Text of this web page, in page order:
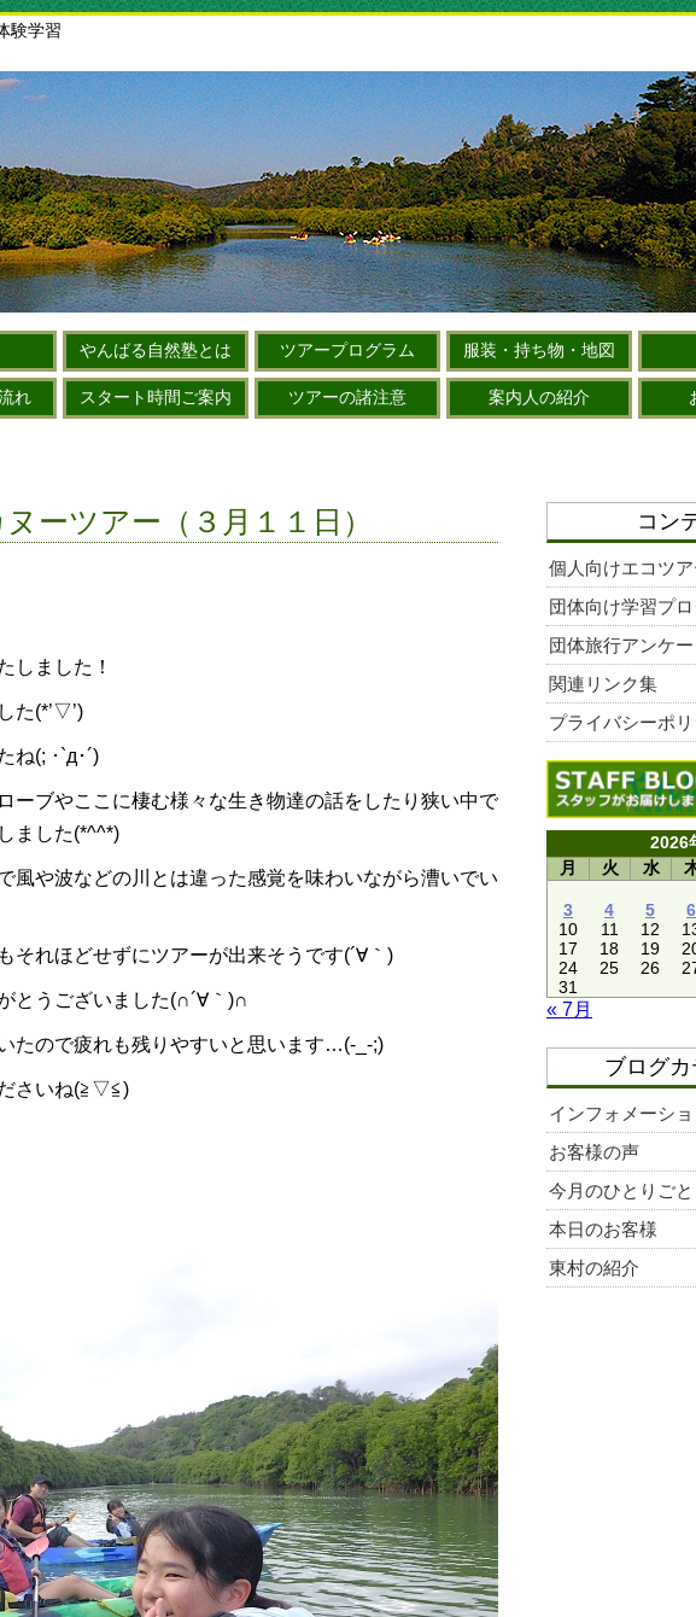
験学習
やんばる自然塾とは ツアープログラム 服装・持ち物・地図
れ スタート時間ご案内 ツアーの諸注意 案内人の紹介
ーツアー（３月１１日）
しました！
た(*’▽’)
ね(; ･`д･´)
ーブやここに棲む様々な生き物達の話をしたり狭い中で
ました(*^^*)
風や波などの川とは違った感覚を味わいながら漕いでい
それほどせずにツアーが出来そうです(´∀｀)
とうございました(∩´∀｀)∩
たので疲れも残りやすいと思います…(-_-;)
さいね(≧▽≦)
コン
個人向けエコツア
団体向け学習プ
団体旅行アンケー
関連リンク集
プライバシーポ
2026
月
火 水
3
4 5 6
10
11 12
17
18 19
24
25 26
31
« 7月
ブログ
インフォメーショ
お客様の声
今月のひとりごと
本日のお客様
東村の紹介